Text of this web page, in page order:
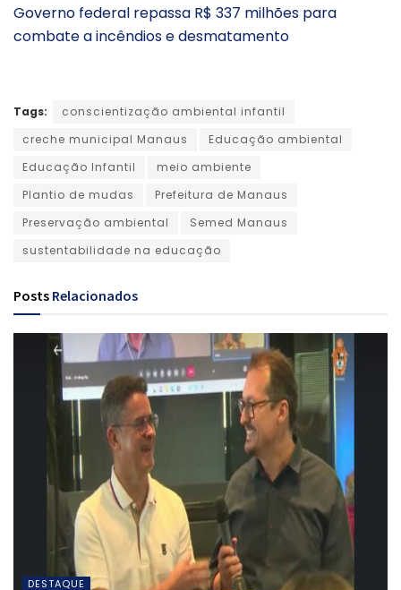
Governo federal repassa R$ 337 milhões para
combate a incêndios e desmatamento
Tags:
conscientização ambiental infantil
creche municipal Manaus
Educação ambiental
Educação Infantil
meio ambiente
Plantio de mudas
Prefeitura de Manaus
Preservação ambiental
Semed Manaus
sustentabilidade na educação
Posts Relacionados
DESTAQUE